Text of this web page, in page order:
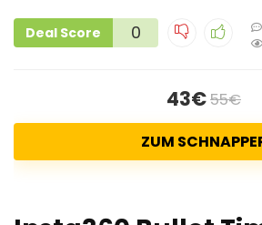
Deal Score 0
43€55€
ZUM